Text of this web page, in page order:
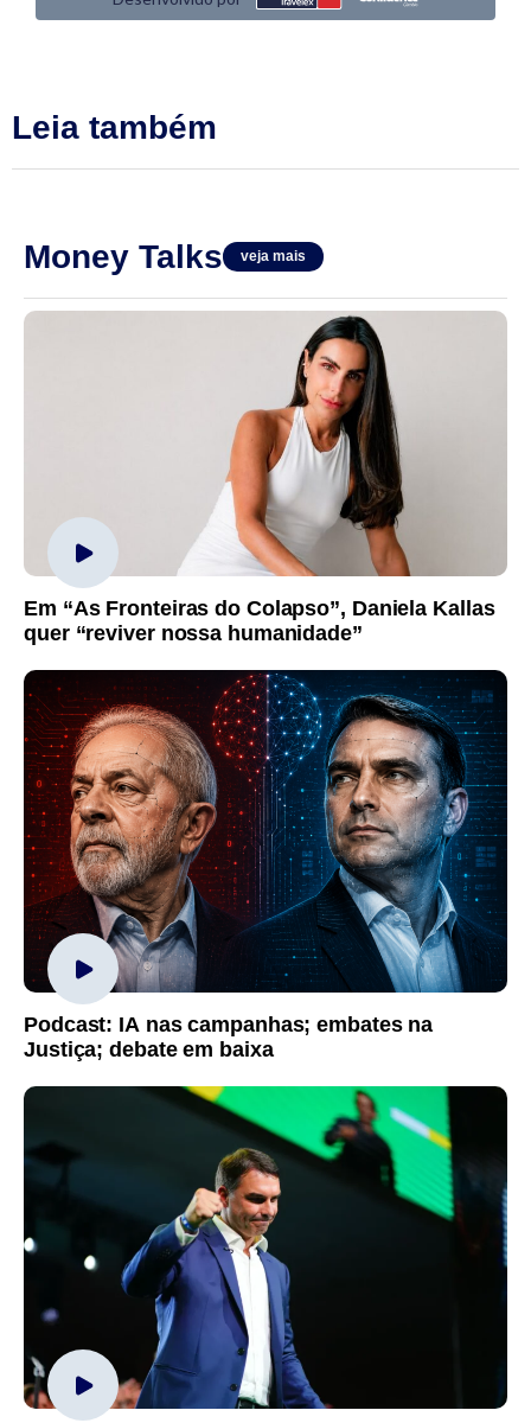
Leia também
Money Talks veja mais
Em “As Fronteiras do Colapso”, Daniela Kallas
quer “reviver nossa humanidade”
Podcast: IA nas campanhas; embates na
Justiça; debate em baixa